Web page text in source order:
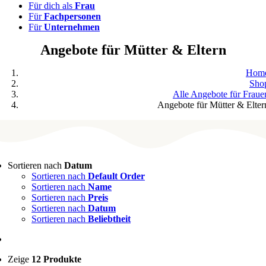
Für dich als Frau
FürFachpersonen
FürUnternehmen
Angebote für Mütter & Eltern
Alle Angebote für
Angebote für Mütter &
Sortieren nach Datum
Sortieren nach Default Order
Sortieren nach Name
Sortieren nach Preis
Sortieren nach Datum
Sortieren nach Beliebtheit
Zeige 12 Produkte